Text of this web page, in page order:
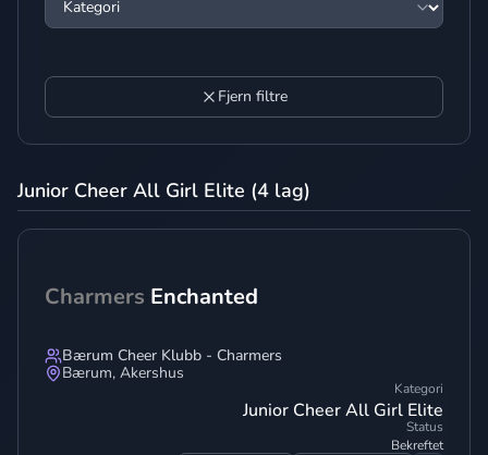
Fjern filtre
Junior Cheer All Girl Elite (4 lag)
Charmers Enchanted
Bærum Cheer Klubb - Charmers
Bærum, Akershus
Kategori
Junior Cheer All Girl Elite
Status
Bekreftet